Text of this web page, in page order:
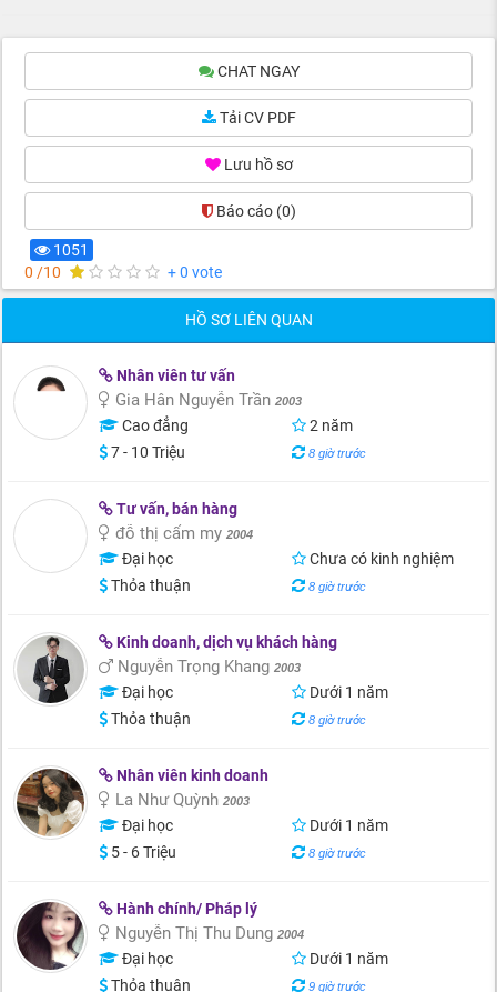
CHAT NGAY
Tải CV PDF
Lưu hồ sơ
Báo cáo (0)
1051
0 /10
+ 0 vote
HỒ SƠ LIÊN QUAN
Nhân viên tư vấn
Gia Hân Nguyễn Trần 2003
Cao đẳng
2 năm
7 - 10 Triệu
8 giờ trước
Tư vấn, bán hàng
đỗ thị cẩm my 2004
Đại học
Chưa có kinh nghiệm
Thỏa thuận
8 giờ trước
Kinh doanh, dịch vụ khách hàng
Nguyễn Trọng Khang 2003
Đại học
Dưới 1 năm
Thỏa thuận
8 giờ trước
Nhân viên kinh doanh
La Như Quỳnh 2003
Đại học
Dưới 1 năm
5 - 6 Triệu
8 giờ trước
Hành chính/ Pháp lý
Nguyễn Thị Thu Dung 2004
Đại học
Dưới 1 năm
Thỏa thuận
9 giờ trước